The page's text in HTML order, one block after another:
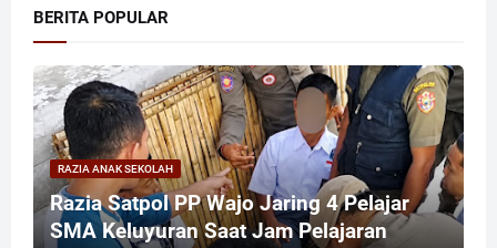
BERITA POPULAR
RAZIA ANAK SEKOLAH
Razia Satpol PP Wajo Jaring 4 Pelajar
SMA Keluyuran Saat Jam Pelajaran